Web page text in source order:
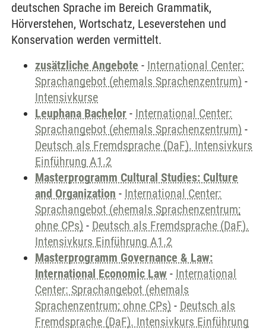
deutschen Sprache im Bereich Grammatik,
Hörverstehen, Wortschatz, Leseverstehen und
Konservation werden vermittelt.
zusätzliche Angebote - International Center:
Sprachangebot (ehemals Sprachenzentrum) -
Intensivkurse
Leuphana Bachelor - International Center:
Sprachangebot (ehemals Sprachenzentrum) -
Deutsch als Fremdsprache (DaF). Intensivkurs
Einführung A1.2
Masterprogramm Cultural Studies: Culture
and Organization - International Center:
Sprachangebot (ehemals Sprachenzentrum;
ohne CPs) - Deutsch als Fremdsprache (DaF).
Intensivkurs Einführung A1.2
Masterprogramm Governance & Law:
International Economic Law - International
Center: Sprachangebot (ehemals
Sprachenzentrum; ohne CPs) - Deutsch als
Fremdsprache (DaF). Intensivkurs Einführung